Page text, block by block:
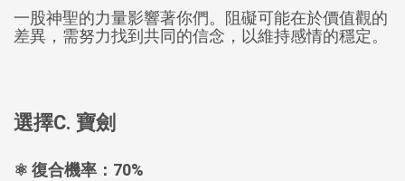
一股神聖的力量影響著你們。阻礙可能在於價值觀的
差異，需努力找到共同的信念，以維持感情的穩定。
選擇C. 寶劍
⚛️ 復合機率：70%